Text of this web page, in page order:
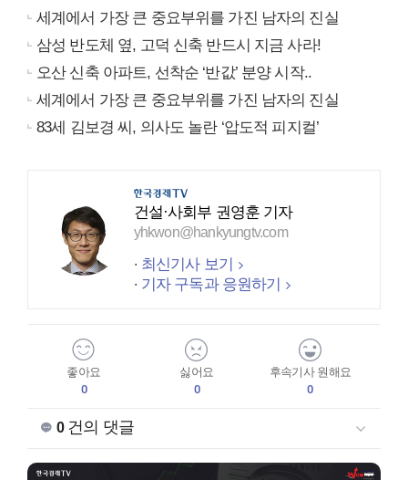
세계에서 가장 큰 중요부위를 가진 남자의 진실
삼성 반도체 옆, 고덕 신축 반드시 지금 사라!
오산 신축 아파트, 선착순 ‘반값’ 분양 시작..
세계에서 가장 큰 중요부위를 가진 남자의 진실
83세 김보경 씨, 의사도 놀란 ‘압도적 피지컬’
건설·사회부 권영훈 기자
yhkwon@hankyungtv.com
최신기사 보기
기자 구독과 응원하기
좋아요
0
싫어요
0
후속기사 원해요
0
0건의 댓글